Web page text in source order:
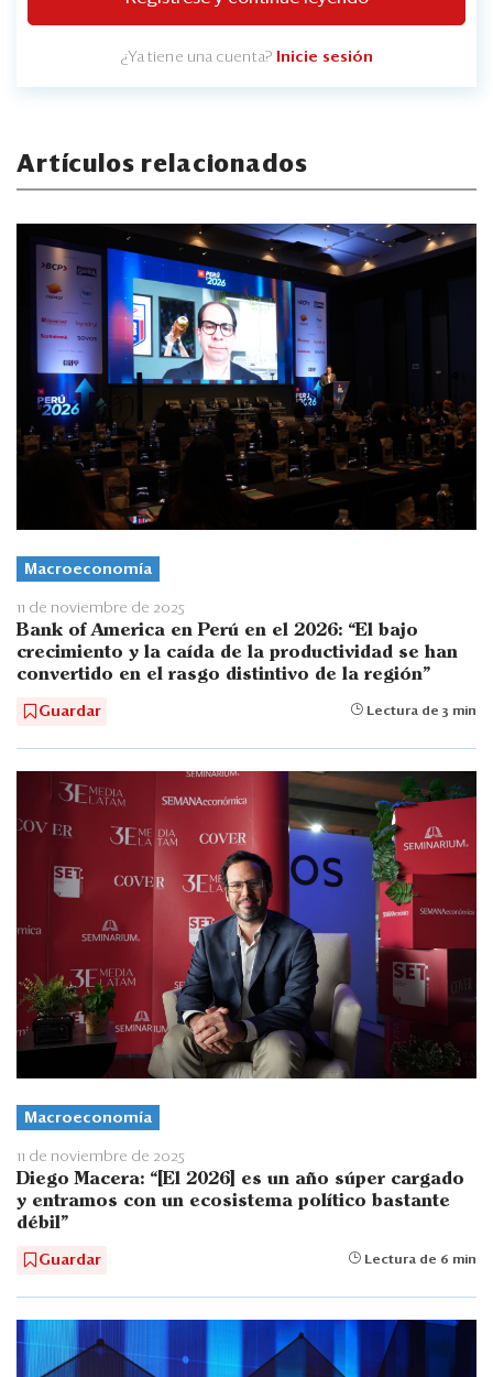
¿Ya tiene una cuenta? Inicie sesión
Artículos relacionados
Macroeconomía
11 de noviembre de 2025
Bank of America en Perú en el 2026: “El bajo
crecimiento y la caída de la productividad se han
convertido en el rasgo distintivo de la región"
Guardar Lectura de 3 min
Macroeconomía
11 de noviembre de 2025
Diego Macera: “[El 2026] es un año súper cargado
y entramos con un ecosistema político bastante
débil"
Guardar Lectura de 6 min